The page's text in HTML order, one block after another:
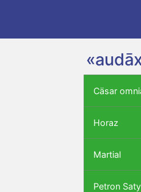
Cäsar
Horaz
Martial
Petron